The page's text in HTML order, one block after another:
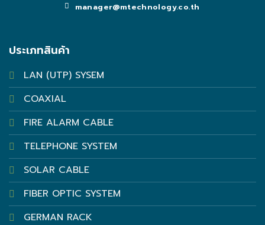
manager@mtechnology.co.th
ประเภทสินค้า
LAN (UTP) SYSEM
COAXIAL
FIRE ALARM CABLE
TELEPHONE SYSTEM
SOLAR CABLE
FIBER OPTIC SYSTEM
GERMAN RACK